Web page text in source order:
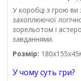
У коробці з грою ви
захоплюючої
зорельотом і
завданнями.
Розмір:
У чому суть гри?